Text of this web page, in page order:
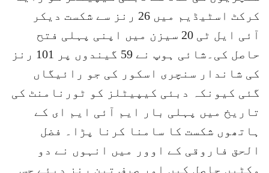
کرکٹ اسٹیڈیم میں 26 رنز سے شکست دیکر
آئی ایل ٹی 20 سیزن میں اپنی پہلی فتح
حاصل کی۔شائی ہوپ نے 59 گیندوں پر 101 رنز
کی شاندار سنچری اسکور کی جو رائیگاں
گئی کیونکہ دبئی کیپیٹلز کو ٹورنامنٹ کی
تاریخ میں پہلی بار ایم آئی ایم ای کے
ہاتھوں شکست کا سامنا کرنا پڑا۔ فضل
الحق فاروقی کے اوور میں انہوں نے دو
وکٹیں حاصل کیں اور صرف تین رنز دیئے جس